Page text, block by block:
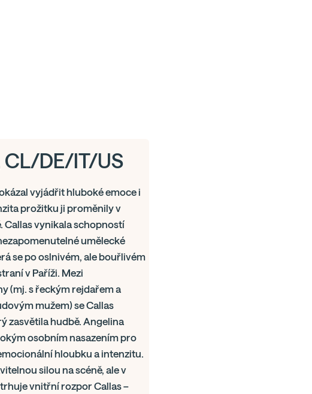
CL/DE/IT/US
vyjádřit hluboké emoce i
prožitku ji proměnily v
Callas vynikala schopností
umělecké
se po oslnivém, ale bouřlivém
v Paříži. Mezi
(mj. s řeckým rejdařem a
mužem) se Callas
zasvětila hudbě. Angelina
osobním nasazením pro
hloubku a intenzitu.
silou na scéně, ale v
vnitřní rozpor Callas –